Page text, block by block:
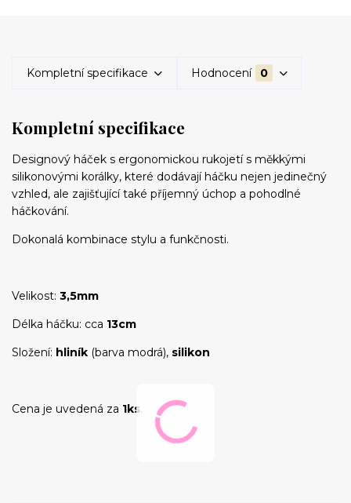
Kompletní specifikace Hodnocení 0
Kompletní specifikace
Designový háček s ergonomickou rukojetí s měkkými
silikonovými korálky, které dodávají háčku nejen jedinečný
vzhled, ale zajišťující také příjemný úchop a pohodlné
háčkování.
Dokonalá kombinace stylu a funkčnosti.
Velikost: 3,5mm
Délka háčku: cca 13cm
Složení: hliník (barva modrá), silikon
Cena je uvedená za 1ks.